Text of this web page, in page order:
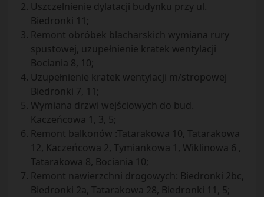
Uszczelnienie dylatacji budynku przy ul.
Biedronki 11;
Remont obróbek blacharskich wymiana rury
spustowej, uzupełnienie kratek wentylacji
Bociania 8, 10;
Uzupełnienie kratek wentylacji m/stropowej
Biedronki 7, 11;
Wymiana drzwi wejściowych do bud.
Kaczeńcowa 1, 3, 5;
Remont balkonów :Tatarakowa 10, Tatarakowa
12, Kaczeńcowa 2, Tymiankowa 1, Wiklinowa 6 ,
Tatarakowa 8, Bociania 10;
Remont nawierzchni drogowych: Biedronki 2bc,
Biedronki 2a, Tatarakowa 28, Biedronki 11, 5;